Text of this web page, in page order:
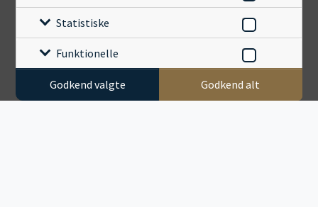
Statistiske
Funktionelle
Godkend alt
Godkend valgte